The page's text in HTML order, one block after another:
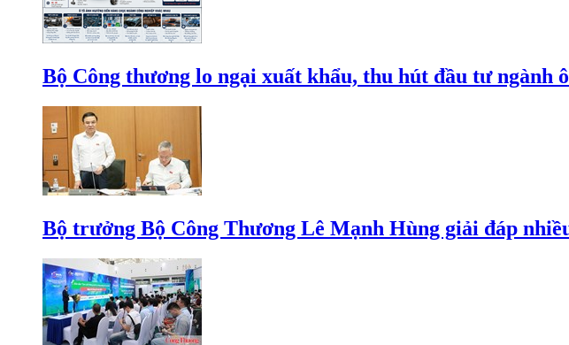
Bộ Công thương lo ngại xuất khẩu, thu hút đầu tư ngành
Bộ trưởng Bộ Công Thương Lê Mạnh Hùng giải đáp